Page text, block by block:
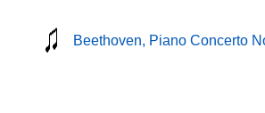
Osion ääriviiva
Beethoven, Piano Concerto